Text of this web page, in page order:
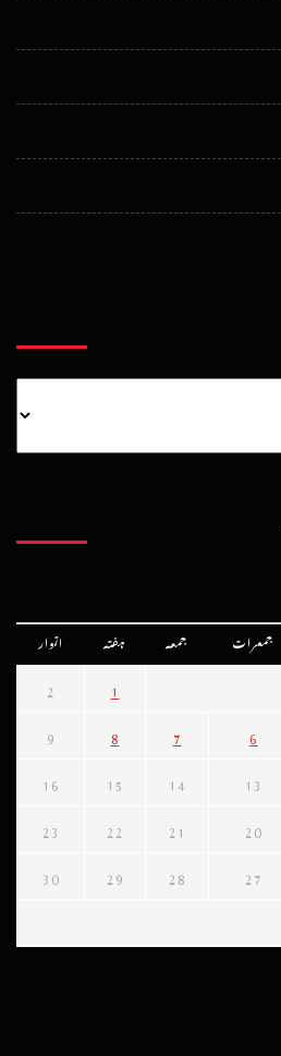
جمعرات جمعہ ہفتہ اتوار
1
2
6
7
8
9
13
14
15
16
20
21
22
23
27
28
29
30